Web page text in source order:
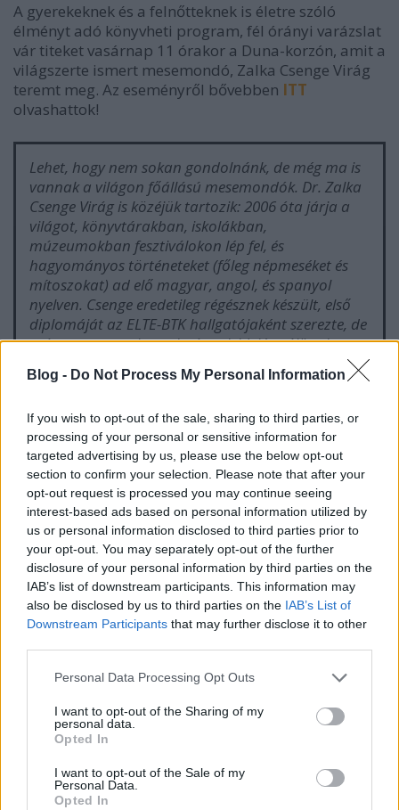
Blog - Do Not Process My Personal Information
If you wish to opt-out of the sale, sharing to third parties, or
processing of your personal or sensitive information for
targeted advertising by us, please use the below opt-out
section to confirm your selection. Please note that after your
opt-out request is processed you may continue seeing
interest-based ads based on personal information utilized by
us or personal information disclosed to third parties prior to
your opt-out. You may separately opt-out of the further
disclosure of your personal information by third parties on the
IAB’s list of downstream participants. This information may
also be disclosed by us to third parties on the IAB’s List of
Downstream Participants that may further disclose it to other
Please note that this website/app uses one or more Google
not limited to your visit or usage behaviour. You may click to
grant or deny consent to Google and its third-party tags to
use your data for below specified purposes in below Google
consent section.
Personal Data Processing Opt Outs
I want to opt-out of the Sharing of my
personal data.
Opted In
I want to opt-out of the Sale of my
Personal Data.
Opted In
A gyerekeknek és a felnőtteknek is életre szóló
élményt adó könyvheti program, fél órányi varázslat
vár titeket vasárnap 11 órakor a Duna-korzón, amit a
világszerte ismert mesemondó, Zalka Csenge Virág
teremt meg. Az eseményről bővebben ITT
olvashattok!
Lehet, hogy nem sokan gondolnánk, de még ma is
vannak a világon főállású mesemondók. Dr. Zalka
Csenge Virág is közéjük tartozik: 2006 óta járja a
világot, könyvtárakban, iskolákban,
múzeumokban fesztiválokon lép fel, és
hagyományos történeteket (főleg népmeséket és
mítoszokat) ad elő magyar, angol, és spanyol
nyelven. Csenge eredetileg régésznek készült, első
diplomáját az ELTE-BTK hallgatójaként szerezte, de
már az egyetemi tanulmányok idején rájött, hogy
a mesemondás lesz az igazi hivatása. Időközben
szerzett egy Mesemondás (Storytelling)
egy Kulturális Tanulmányok doktori fokozatot is az
Amerikai Egyesült Államokban.
Para, avagy sírjunk nevetve?- Réz
András új, Para című regényével a
közeljövőből sandít a jelenre
2023. június 10. szombat 18.00, Vörösmarty téri
színpad